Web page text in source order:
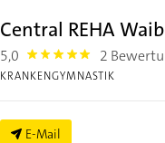
Central REHA
5,0 5.0 2
KRANKENGYMNASTIK
E-Mail